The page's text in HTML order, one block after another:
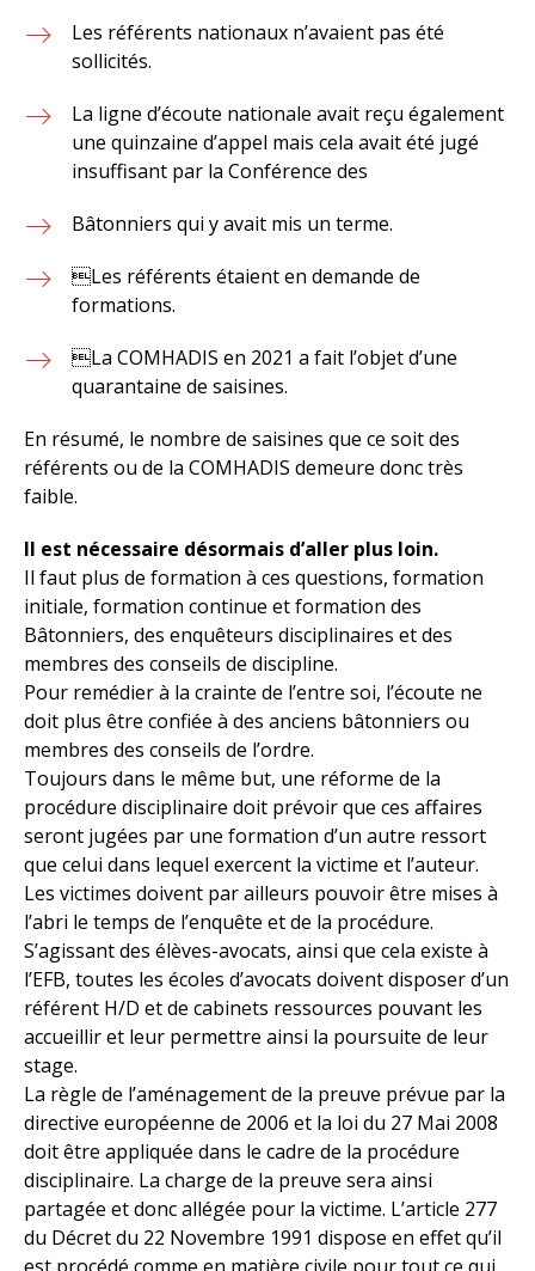
Les référents nationaux n’avaient pas été
sollicités.
La ligne d’écoute nationale avait reçu également
une quinzaine d’appel mais cela avait été jugé
insuffisant par la Conférence des
Bâtonniers qui y avait mis un terme.
Les référents étaient en demande de
formations.
La COMHADIS en 2021 a fait l’objet d’une
quarantaine de saisines.
En résumé, le nombre de saisines que ce soit des
référents ou de la COMHADIS demeure donc très
faible.
Il est nécessaire désormais d’aller plus loin.
Il faut plus de formation à ces questions, formation
initiale, formation continue et formation des
Bâtonniers, des enquêteurs disciplinaires et des
membres des conseils de discipline.
Pour remédier à la crainte de l’entre soi, l’écoute ne
doit plus être confiée à des anciens bâtonniers ou
membres des conseils de l’ordre.
Toujours dans le même but, une réforme de la
procédure disciplinaire doit prévoir que ces affaires
seront jugées par une formation d’un autre ressort
que celui dans lequel exercent la victime et l’auteur.
Les victimes doivent par ailleurs pouvoir être mises à
l’abri le temps de l’enquête et de la procédure.
S’agissant des élèves-avocats, ainsi que cela existe à
l’EFB, toutes les écoles d’avocats doivent disposer d’un
référent H/D et de cabinets ressources pouvant les
accueillir et leur permettre ainsi la poursuite de leur
stage.
La règle de l’aménagement de la preuve prévue par la
directive européenne de 2006 et la loi du 27 Mai 2008
doit être appliquée dans le cadre de la procédure
disciplinaire. La charge de la preuve sera ainsi
partagée et donc allégée pour la victime. L’article 277
du Décret du 22 Novembre 1991 dispose en effet qu’il